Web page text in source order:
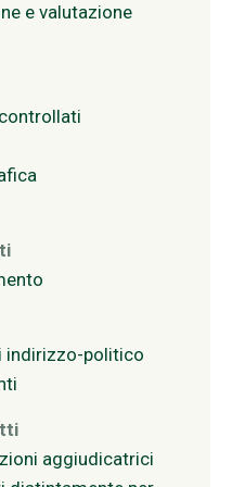
e valutazione
indirizzo-politico
aggiudicatrici